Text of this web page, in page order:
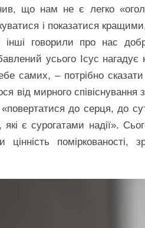
що нам не є легко
і показатися
говорили про нас
усього Ісус нагадує
самих, – потрібно
від мирного
до серця, до
є сурогатами надії».
поміркованості,